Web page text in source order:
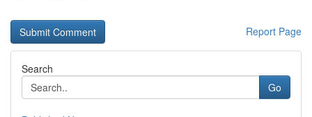
Report Page
Search
Go